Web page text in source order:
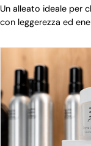
Un alleato ideale per
con leggerezza ed